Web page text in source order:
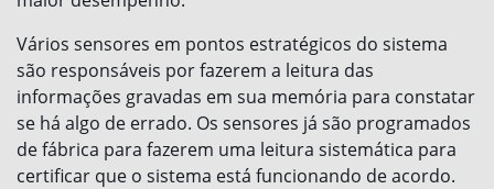
Vários sensores em pontos estratégicos do sistema
são responsáveis por fazerem a leitura das
informações gravadas em sua memória para constatar
se há algo de errado. Os sensores já são programados
de fábrica para fazerem uma leitura sistemática para
certificar que o sistema está funcionando de acordo.